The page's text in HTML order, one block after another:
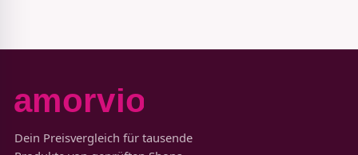
Dein Preisvergleich für tausende